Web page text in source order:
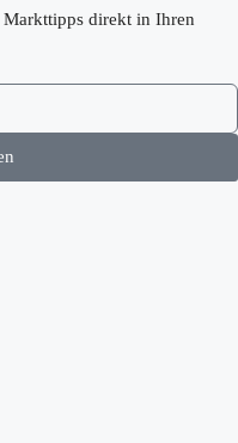
Markttipps direkt in Ihren